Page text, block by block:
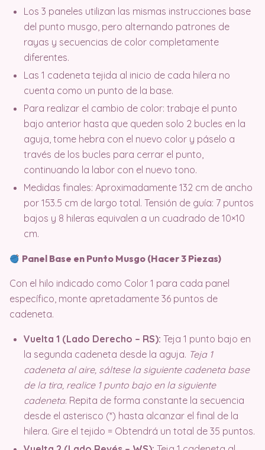
Los 3 paneles utilizan las mismas instrucciones base
del punto musgo, pero alternando patrones de
rayas y secuencias de color completamente
diferentes.
Las 1 cadeneta tejida al inicio de cada hilera no
cuenta como un punto de la base.
Para realizar el cambio de color: trabaje el punto
bajo anterior hasta que queden solo 2 bucles en la
aguja, tome hebra con el nuevo color y páselo a
través de los bucles para cerrar el punto,
continuando la labor con el nuevo tono.
Medidas finales: Aproximadamente 132 cm de ancho
por 153.5 cm de largo total. Tensión de guía: 7 puntos
bajos y 8 hileras equivalen a un cuadrado de 10×10
cm.
Panel Base en Punto Musgo (Hacer 3 Piezas)
Con el hilo indicado como Color 1 para cada panel
específico, monte apretadamente 36 puntos de
cadeneta.
Vuelta 1 (Lado Derecho – RS): Teja 1 punto bajo en
la segunda cadeneta desde la aguja. Teja 1
cadeneta al aire, sáltese la siguiente cadeneta base
de la tira, realice 1 punto bajo en la siguiente
cadeneta. Repita de forma constante la secuencia
desde el asterisco (*) hasta alcanzar el final de la
hilera. Gire el tejido = Obtendrá un total de 35 puntos.